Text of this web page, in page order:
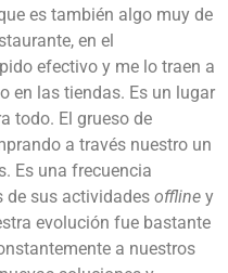
es también algo muy de
en el
efectivo y me lo traen a
en las tiendas. Es un lugar
todo. El grueso de
a través nuestro un
Es una frecuencia
de sus actividades offline y
evolución fue bastante
a nuestros